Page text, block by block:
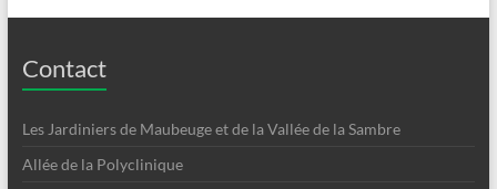
Contact
Les Jardiniers de Maubeuge et de la Vallée de la Sambre
Allée de la Polyclinique